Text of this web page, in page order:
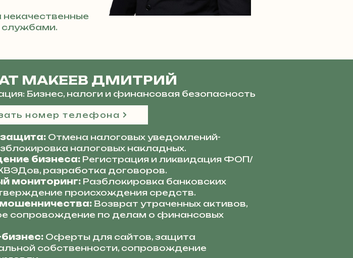
службами.
МАКЕЕВ ДМИТРИЙ
Бизнес, налоги и финансовая безопасность
защита: Отмена налоговых уведомлений-
налоговых накладных.
бизнеса: Регистрация и ликвидация ФОП/
разработка договоров.
мониторинг: Разблокировка банковских
происхождения средств.
Возврат утраченных активов,
сопровождение по делам о финансовых
бизнес: Оферты для сайтов, защита
собственности, сопровождение
номер телефона